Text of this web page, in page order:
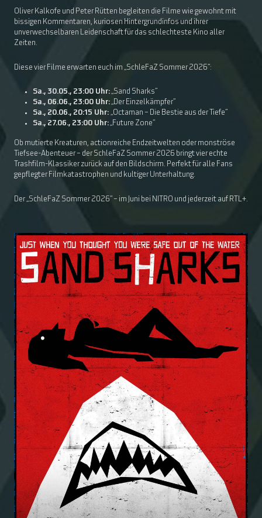
Oliver Kalkofe und Peter Rütten begleiten die Filme wie gewohnt mit
bissigen Kommentaren, kuriosen Hintergrundinfos und ihrer
unverwechselbaren Leidenschaft für das schlechteste Kino aller
Zeiten.
Diese vier Filme erwarten euch im „SchleFaZ Sommer 2026“:
Sa., 30.05., 23:00 Uhr:„Sand Sharks“
Sa., 06.06., 23:00 Uhr:„Der Einzelkämpfer“
Sa., 20.06., 20:15 Uhr: „Octaman – Die Bestie aus der Tiefe“
Sa., 27.06., 23:00 Uhr:„Future Zone“
Ob mutierte Kreaturen, actionreiche Endzeitwelten oder monströse
Tiefsee-Abenteuer – der SchleFaZ Sommer 2026 bringt vier echte
Trashfilm-Klassiker zurück auf den Bildschirm. Perfekt für alle Fans
gepflegter Filmkatastrophen und kultiger Unterhaltung.
Der „SchleFaZ Sommer 2026“ – im Juni bei NITRO und jederzeit auf RTL+.